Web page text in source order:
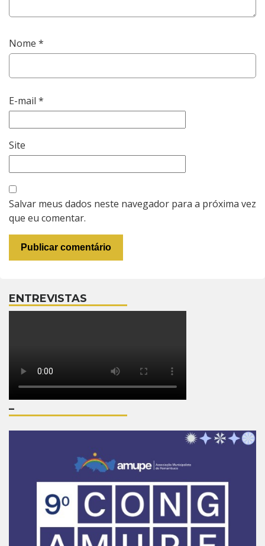
Nome *
E-mail *
Site
Salvar meus dados neste navegador para a próxima vez
que eu comentar.
ENTREVISTAS
–